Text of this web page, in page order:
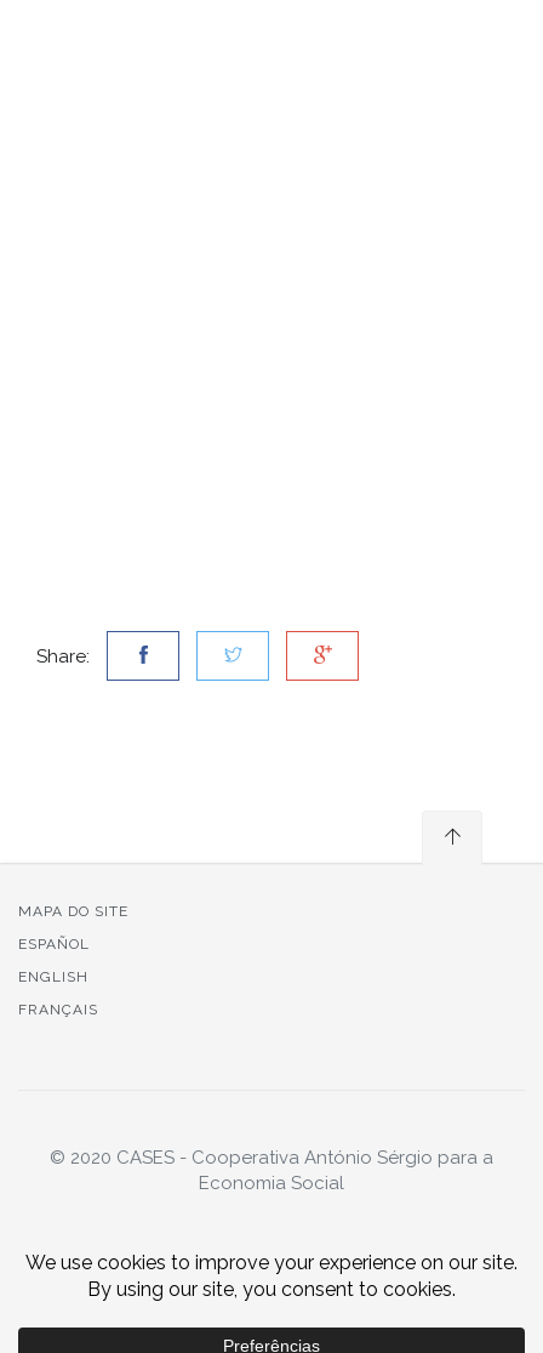
Share:
MAPA DO SITE
ESPAÑOL
ENGLISH
FRANÇAIS
© 2020 CASES - Cooperativa António Sérgio para a
Economia Social